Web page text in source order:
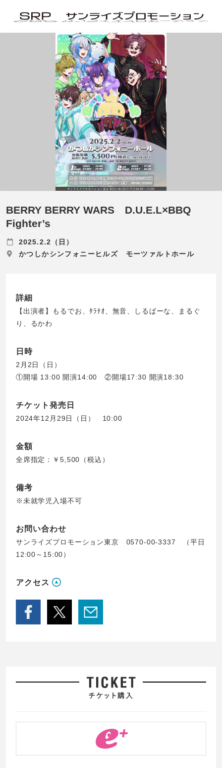
BERRY BERRY WARS D.U.E.L×BBQ
Fighter’s
2025.2.2（日）
かつしかシンフォニーヒルズ モーツァルトホール
詳細
【出演者】もるでお、ﾀﾗﾁｵ、無音、しるばーな、まるぐ
り、るかわ
日時
2月2日（日）
①開場 13:00 開演14:00 ②開場17:30 開演18:30
チケット発売日
2024年12月29日（日） 10:00
金額
全席指定：￥5,500（税込）
備考
※未就学児入場不可
お問い合わせ
サンライズプロモーション東京 0570-00-3337 （平日
12:00～15:00）
アクセス